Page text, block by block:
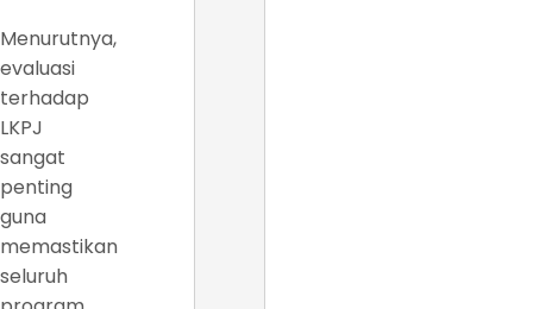
Menurutnya,
evaluasi
terhadap
LKPJ
sangat
penting
guna
memastikan
seluruh